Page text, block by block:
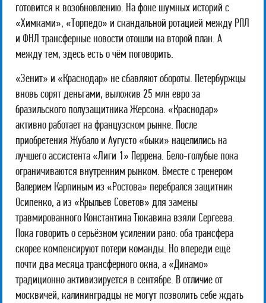
готовится к возобновлению. На фоне шумных историй с
«Химками», «Торпедо» и скандальной ротацией между РПЛ
и ФНЛ трансферные новости отошли на второй план. А
между тем, здесь есть о чём поговорить.
«Зенит» и «Краснодар» не сбавляют обороты. Петербуржцы
вновь сорят деньгами, выложив 25 млн евро за
бразильского полузащитника Жерсона. «Краснодар»
активно работает на французском рынке. После
приобретения Жубало и Аугусто «быки» нацелились на
лучшего ассистента «Лиги 1» Перрена. Бело-голубые пока
ограничиваются внутренним рынком. Вместе с тренером
Валерием Карпиным из «Ростова» перебрался защитник
Осипенко, а из «Крыльев Советов» для замены
травмированного Константина Тюкавина взяли Сергеева.
Пока говорить о серьёзном усилении рано: оба трансфера
скорее компенсируют потери команды. Но впереди ещё
почти два месяца трансферного окна, а «Динамо»
традиционно активизируется в сентябре. В отличие от
москвичей, калининградцы не могут позволить себе ждать